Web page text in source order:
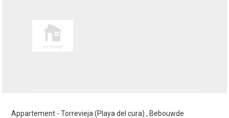
Appartement - Torrevieja (Playa del cura) , Bebouwde